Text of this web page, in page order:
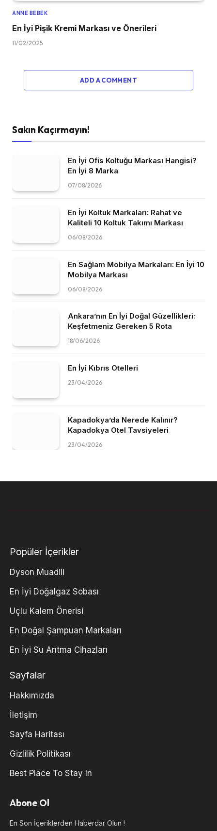
ANNE BEBEK
En İyi Pişik Kremi Markası ve Önerileri
11/02/2025
ADD A COMMENT
Sakın Kaçırmayın!
En İyi Ofis Koltuğu Markası Hangisi?
En İyi 8 Marka
07/08/2026
En İyi Koltuk Markaları: Rahat ve
Kaliteli 10 Koltuk Takımı Markası
06/08/2026
En Sağlam Mobilya Markaları: En İyi 10
Mobilya Markası
06/08/2026
Ankara’nın En İyi Doğal Güzellikleri:
Keşfetmeniz Gereken 5 Rota
18/06/2026
En İyi Kıbrıs Otelleri
23/04/2026
Kapadokya’da Nerede Kalınır?
Kapadokya Otel Tavsiyeleri
23/04/2026
Popüler İçerikler
Dyson Muadili
En İyi Doğalgaz Sobası
Uçlu Kalem Önerisi
En Doğal Şampuan Markaları
En İyi Su Arıtma Cihazları
Sayfalar
Hakkımızda
İletişim
Sayfa Haritası
Gizlilik Politikası
Best Place To Stay In
Abone Ol
En Son İçeriklerden Haberdar Olun !